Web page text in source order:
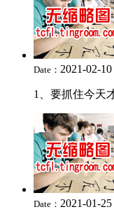
Date： 2021-02-10
1、要抓住今天
Date： 2021-01-25